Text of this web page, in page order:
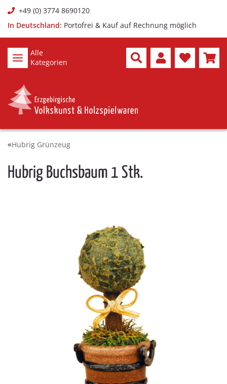
+49 (0) 3774 8690120
In Deutschland: Portofrei & Kauf auf Rechnung möglich
Alle
Kategorien
Hubrig Grünzeug
Hubrig Buchsbaum 1 Stk.